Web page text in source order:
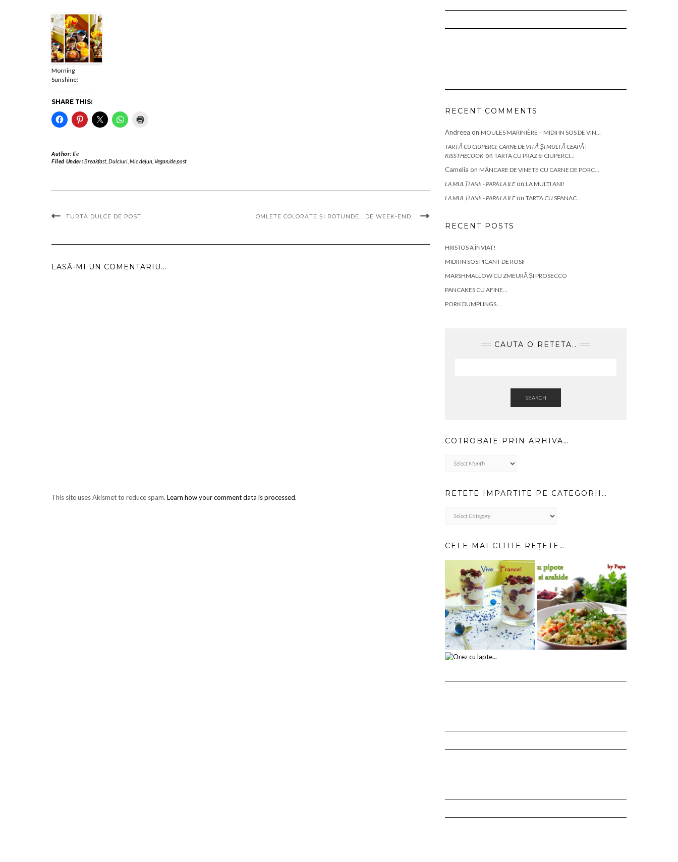
Morning
Sunshine!
SHARE THIS:
Author:Ile
Filed Under:Breakfast, Dulciuri, Mic dejun, Vegan/de post
TURTA DULCE DE POST… OMLETE COLORATE ȘI ROTUNDE… DE WEEK-END…
LASĂ-MI UN COMENTARIU...
This site uses Akismet to reduce spam. Learn how your comment data is processed.
RECENT COMMENTS
Andreea on MOULES MARINIÈRE – MIDII IN SOS DE VIN…
TARTĂ CU CIUPERCI, CARNE DE VITĂ ȘI MULTĂ CEAPĂ |
KISSTHECOOK on TARTA CU PRAZ SI CIUPERCI…
Camelia on MÂNCARE DE VINETE CU CARNE DE PORC…
LA MULȚI ANI! - PAPA LA ILEon LA MULTI ANI!
LA MULȚI ANI! - PAPA LA ILEon TARTA CU SPANAC…
RECENT POSTS
HRISTOS A ÎNVIAT!
MIDII IN SOS PICANT DE ROSII
MARSHMALLOW CU ZMEURĂ ȘI PROSECCO
PANCAKES CU AFINE…
PORK DUMPLINGS…
CAUTA O RETETA..
SEARCH
COTROBAIE PRIN ARHIVA…
prin
RETETE IMPARTITE PE CATEGORII…
IMPARTITE
CELE MAI CITITE REȚETE…